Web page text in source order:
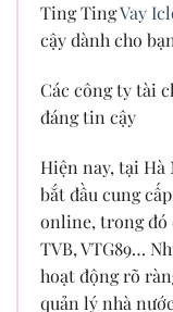
Ting TingVay
cậy dành cho
Các công ty tài
đáng tin cậy
Hiện nay, tại
bắt đầu cung
online, trong đó
TVB, VTG89…
hoạt động rõ
quản lý nhà